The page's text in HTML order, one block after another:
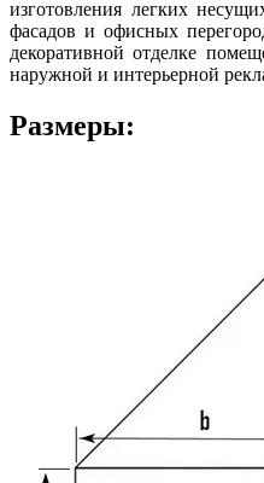
изготовления легких
фасадов и офисных
декоративной отделке
наружной и интерьерной
Размеры: